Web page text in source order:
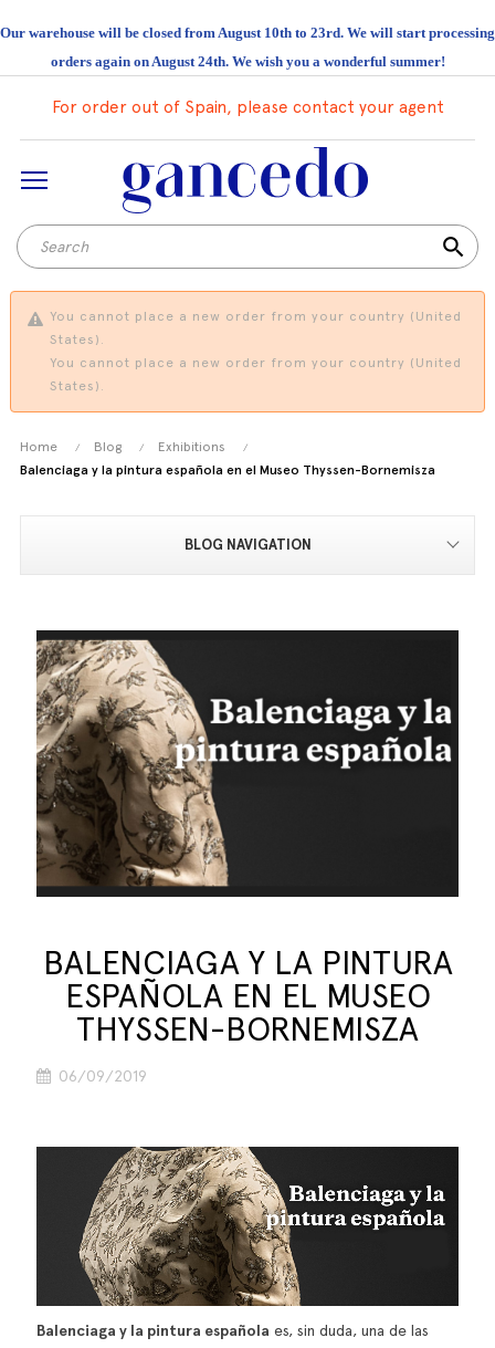
Our warehouse will be closed from August 10th to 23rd. We will start processing
orders again on August 24th. We wish you a wonderful summer!
For order out of Spain, please contact your agent
search
You cannot place a new order from your country (United
States).
You cannot place a new order from your country (United
States).
Home Blog
Exhibitions
Balenciaga y la pintura española en el Museo Thyssen-Bornemisza
BLOG NAVIGATION
BALENCIAGA Y LA PINTURA
ESPAÑOLA EN EL MUSEO
THYSSEN-BORNEMISZA
06/09/2019
Balenciaga y la pintura española es, sin duda, una de las